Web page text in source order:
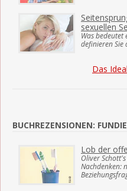
sexuellen
Was bedeutet
definieren Sie
Das
BUCHREZENSIONEN:
Lob der
Oliver
Nachdenken: